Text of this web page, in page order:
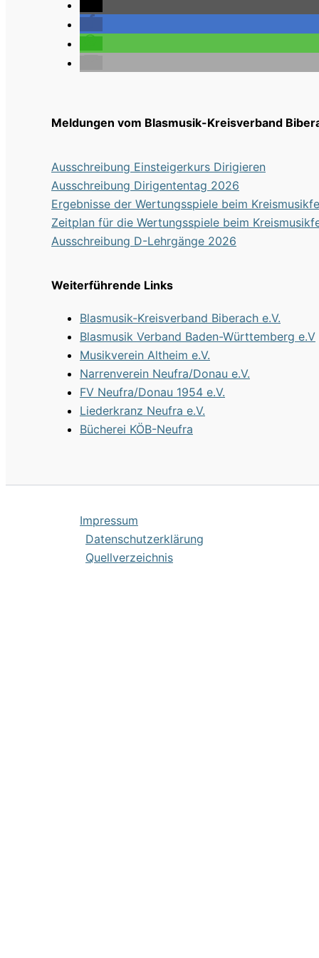
Meldungen vom Blasmusik-Kreisverband
Ausschreibung Einsteigerkurs Dirigieren
Ausschreibung Dirigententag 2026
Ergebnisse der Wertungsspiele beim
Zeitplan für die Wertungsspiele beim
Ausschreibung D-Lehrgänge 2026
Weiterführende Links
Blasmusik-Kreisverband Biberach e.V.
Blasmusik Verband Baden-Württemberg e.V
Musikverein Altheim e.V.
Narrenverein Neufra/Donau e.V.
FV Neufra/Donau 1954 e.V.
Liederkranz Neufra e.V.
Bücherei KÖB-Neufra
Impres­sum
Daten­schutz­er­klä­rung
Quell­ver­zeich­nis